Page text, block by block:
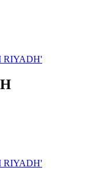
RIYADH'
RIYADH'